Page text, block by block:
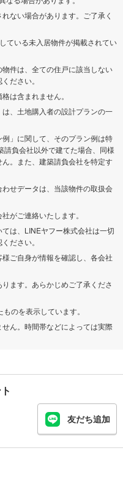
ない場合があります。ご了承く
ている未入居物件が掲載されてい
物件は、全ての住戸に該当しない
ださい。
は含まれません。
は、土地購入者の設計プランの一
例」に関して、そのプラン例は特
請負会社以外で建てた場合、同様
。また、建築請負会社を特定す
せデータは、当該物件の取扱会
がご連絡いたします。
は、LINEヤフー株式会社は一切
ださい。
ご自身が情報を確認し、各会社
ます。あらかじめご了承くださ
のを表示しています。
ん。時間帯などによっては実際
友だち追加